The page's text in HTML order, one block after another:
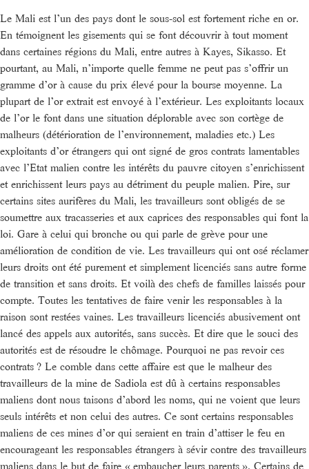
Le Mali est l’un des pays dont le sous-sol est fortement riche en or.
En témoignent les gisements qui se font découvrir à tout moment
dans certaines régions du Mali, entre autres à Kayes, Sikasso. Et
pourtant, au Mali, n’importe quelle femme ne peut pas s’offrir un
gramme d’or à cause du prix élevé pour la bourse moyenne. La
plupart de l’or extrait est envoyé à l’extérieur. Les exploitants locaux
de l’or le font dans une situation déplorable avec son cortège de
malheurs (détérioration de l’environnement, maladies etc.) Les
exploitants d’or étrangers qui ont signé de gros contrats lamentables
avec l’Etat malien contre les intérêts du pauvre citoyen s’enrichissent
et enrichissent leurs pays au détriment du peuple malien. Pire, sur
certains sites aurifères du Mali, les travailleurs sont obligés de se
soumettre aux tracasseries et aux caprices des responsables qui font la
loi. Gare à celui qui bronche ou qui parle de grève pour une
amélioration de condition de vie. Les travailleurs qui ont osé réclamer
leurs droits ont été purement et simplement licenciés sans autre forme
de transition et sans droits. Et voilà des chefs de familles laissés pour
compte. Toutes les tentatives de faire venir les responsables à la
raison sont restées vaines. Les travailleurs licenciés abusivement ont
lancé des appels aux autorités, sans succès. Et dire que le souci des
autorités est de résoudre le chômage. Pourquoi ne pas revoir ces
contrats ? Le comble dans cette affaire est que le malheur des
travailleurs de la mine de Sadiola est dû à certains responsables
maliens dont nous taisons d’abord les noms, qui ne voient que leurs
seuls intérêts et non celui des autres. Ce sont certains responsables
maliens de ces mines d’or qui seraient en train d’attiser le feu en
encourageant les responsables étrangers à sévir contre des travailleurs